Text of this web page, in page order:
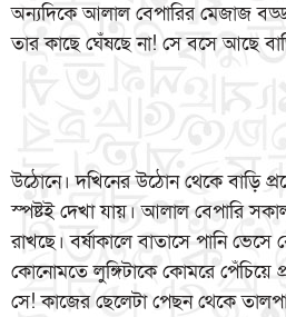
অন্যদিকে আলাল বেপারির মেজাজ
তার কাছে ঘেঁষছে না! সে বসে আছে
উঠোনে। দখিনের উঠোন থেকে বাড়ি
স্পষ্টই দেখা যায়। আলাল বেপারি
রাখছে। বর্ষাকালে বাতাসে পানি ভেসে
কোনোমতে লুঙ্গিটাকে কোমরে
সে! কাজের ছেলেটা পেছন থেকে